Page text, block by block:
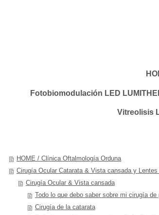
Fotobiomodulación LED
Vitreolisis
HOME / Clínica Oftalmología Orduna
Cirugía Ocular Catarata & Vista cansada y Lentes
Cirugía Ocular & Vista cansada
Todo lo que debo saber sobre mi cirugía
Cirugía de la catarata